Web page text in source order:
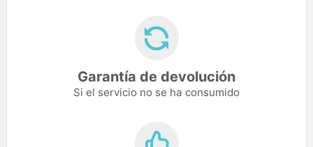
Garantía de devolución
Si el servicio no se ha consumido